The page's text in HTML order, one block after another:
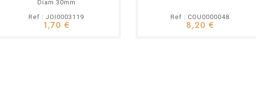
Diam.30mm
Ref : JOI0003119
1,70 €
Ref : COU0000048
8,20 €